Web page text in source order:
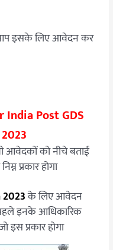
आप इसके लिए आवेदन कर
Post GDS
आवेदकों को नीचे बताई
प्रकार होगा
के लिए आवेदन
इनके आधिकारिक
इस प्रकार होगा